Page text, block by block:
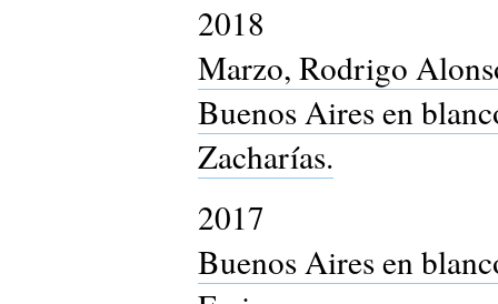
2018
Marzo, Rodrigo
Buenos Aires en
Zacharías.
2017
Buenos Aires en